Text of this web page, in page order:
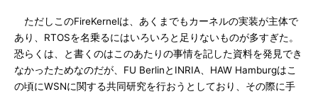
ただしこのFireKernelは、あくまでもカーネルの実装が主体で
あり、RTOSを名乗るにはいろいろと足りないものが多すぎた。
恐らくは、と書くのはこのあたりの事情を記した資料を発見でき
なかったためなのだが、FU BerlinとINRIA、HAW Hamburgはこ
の頃にWSNに関する共同研究を行おうとしており、その際に手